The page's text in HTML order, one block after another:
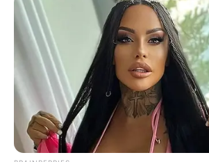
POLONUEVO LOS COSTEÑOS
EDUARDO VERANO DE LA ROSA
ALEJANDRO CHAR
SOLEDAD,
LOS PEPES